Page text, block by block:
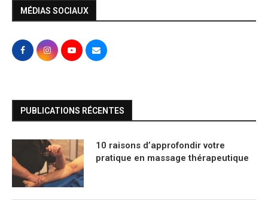
MÉDIAS SOCIAUX
PUBLICATIONS RÉCENTES
10 raisons d’approfondir votre
pratique en massage thérapeutique